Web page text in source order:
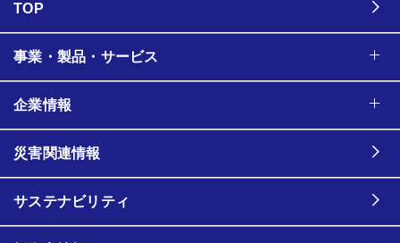
TOP
事業・製品・サービス
企業情報
災害関連情報
サステナビリティ